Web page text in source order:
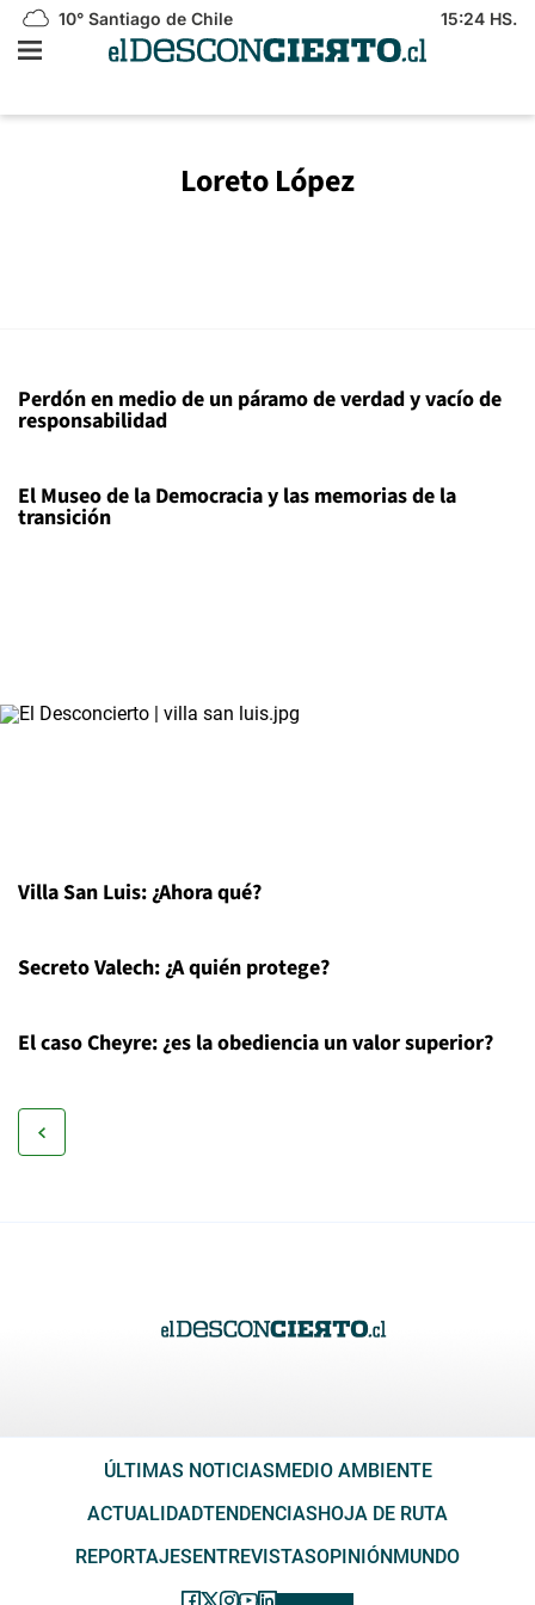
10° Santiago de Chile 15:24 HS.
Loreto López
Perdón en medio de un páramo de verdad y vacío de
responsabilidad
El Museo de la Democracia y las memorias de la
transición
Villa San Luis: ¿Ahora qué?
Secreto Valech: ¿A quién protege?
El caso Cheyre: ¿es la obediencia un valor superior?
ÚLTIMAS NOTICIASMEDIO AMBIENTE
ACTUALIDADTENDENCIASHOJA DE RUTA
REPORTAJESENTREVISTASOPINIÓNMUNDO